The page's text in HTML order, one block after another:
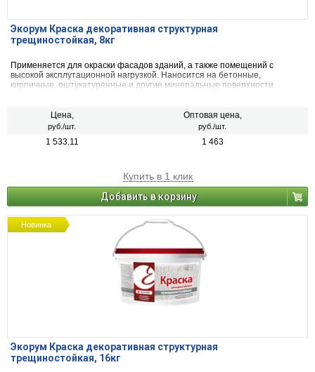
Экорум Краска декоративная структурная
трещиностойкая, 8кг
Применяется для окраски фасадов зданий, а также помещений с
высокой эксплутационной нагрузкой. Наносится на бетонные,
кирпичные, оштукатуренные и другие минеральные поверхности.
Цена,
руб./шт.
Оптовая цена,
руб./шт.
1 533.11 1 463
Купить в 1 клик
Добавить в корзину
Новинка
Экорум Краска декоративная структурная
трещиностойкая, 16кг